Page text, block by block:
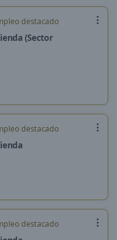
destacado
(Sector
destacado
destacado